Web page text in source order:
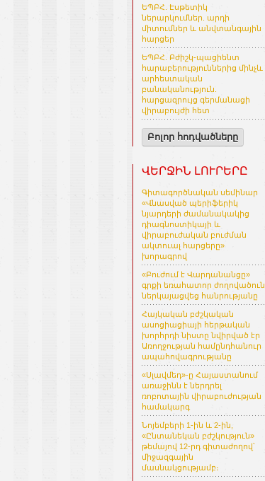
ԵՊԲՀ. Էսթետիկ
ներարկումներ. արդի
միտումներ և անվտանգային
հարցեր
ԵՊԲՀ. Բժիշկ-պացիենտ
հարաբերություններից մինչև
արհեստական
բանականություն.
հարցազրույց գերմանացի
վիրաբույժի հետ
Բոլոր հոդվածները
ՎԵՐՋԻՆ ԼՈՒՐԵՐԸ
Գիտագործնական սեմինար
«Վնասված պերիֆերիկ
նյարդերի ժամանակակից
դիագնոստիկայի և
վիրաբուժական բուժման
ակտուալ հարցերը»
խորագրով
«Բուժում է Վարդանանցը»
գրքի եռահատոր ժողովածուն
ներկայացվեց հանրությանը
Հայկական բժշկական
ասոցիացիայի հերթական
խորհրդի նիստը նվիրված էր
Առողջության համընդհանուր
ապահովագրությանը
«Սլավմեդ»-ը Հայաստանում
առաջինն է ներդրել
ռոբոտային վիրաբուժության
համակարգ
Նոյեմբերի 1-ին և 2-ին,
«Ընտանեկան բժշկություն»
թեմայով 12-րդ գիտաժողով՝
միջազգային
մասնակցությամբ։